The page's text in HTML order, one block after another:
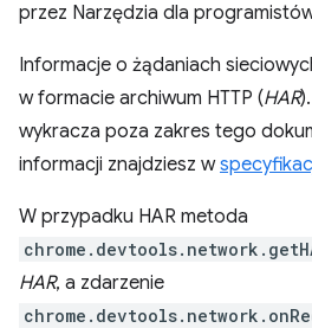
przez Narzędzia dla
Informacje o żądaniach
w formacie archiwum HTTP (HAR
wykracza poza zakres tego
informacji znajdziesz w
W przypadku HAR metoda
HAR, a zdarzenie